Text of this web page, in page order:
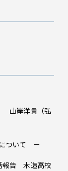
山岸洋貴（弘
ついて ー
報告 木造高校